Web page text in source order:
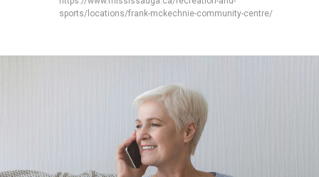
sports/locations/frank-mckechnie-community-centre/